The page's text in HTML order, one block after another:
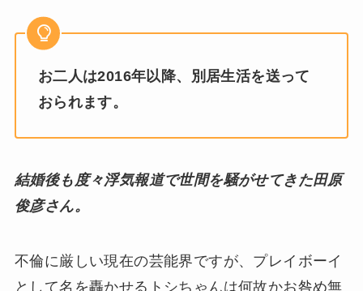
お二人は2016年以降、別居生活を送って
おられます。
結婚後も度々浮気報道で世間を騒がせてきた田原
俊彦さん。
不倫に厳しい現在の芸能界ですが、プレイボーイ
として名を轟かせるトシちゃんは何故かお咎め無